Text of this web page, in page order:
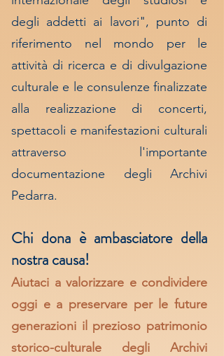
degli addetti ai lavori", punto di
riferimento nel mondo per le
attività di ricerca e di divulgazione
culturale e le consulenze finalizzate
alla realizzazione di concerti,
spettacoli e manifestazioni culturali
attraverso l'importante
documentazione degli Archivi
Pedarra.
Chi dona è ambasciatore della
nostra causa!
Aiutaci a valorizzare e condividere
oggi e a preservare per le future
generazioni il prezioso patrimonio
storico-culturale degli Archivi